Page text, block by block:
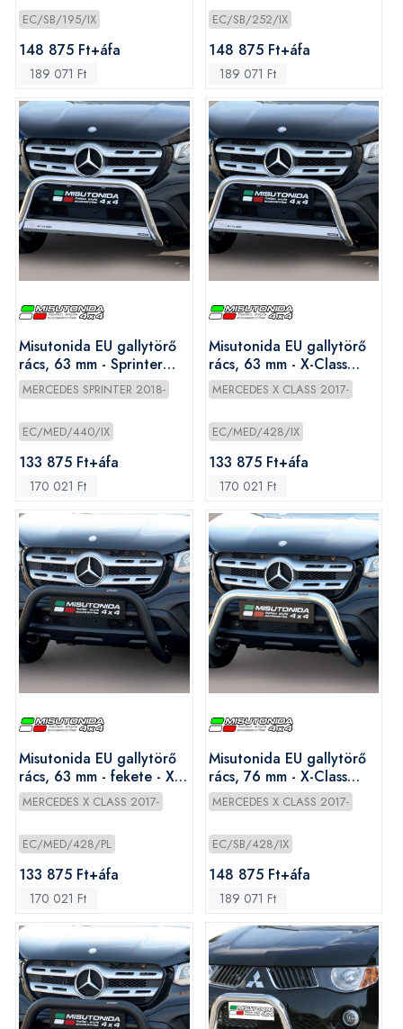
EC/SB/195/IX
148 875 Ft+áfa
189 071 Ft
EC/SB/252/IX
148 875 Ft+áfa
189 071 Ft
Misutonida EU gallytörő
rács, 63 mm - Sprinter
2018-
MERCEDES SPRINTER 2018-
EC/MED/440/IX
133 875 Ft+áfa
170 021 Ft
Misutonida EU gallytörő
rács, 63 mm - X-Class
2017-
MERCEDES X CLASS 2017-
EC/MED/428/IX
133 875 Ft+áfa
170 021 Ft
Misutonida EU gallytörő
rács, 63 mm - fekete - X-
Class 2017-
MERCEDES X CLASS 2017-
EC/MED/428/PL
133 875 Ft+áfa
170 021 Ft
Misutonida EU gallytörő
rács, 76 mm - X-Class
2017-
MERCEDES X CLASS 2017-
EC/SB/428/IX
148 875 Ft+áfa
189 071 Ft